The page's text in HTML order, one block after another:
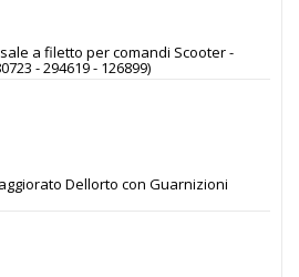
a filetto per comandi Scooter -
- 294619 - 126899)
Dellorto con Guarnizioni